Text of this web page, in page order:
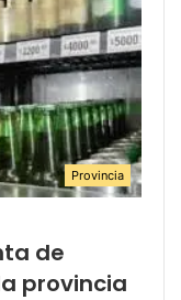
Provincia
de
provincia